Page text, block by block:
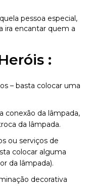
pessoa especial,
ira encantar quem a
:
– basta colocar uma
conexão da lâmpada,
da lâmpada.
ou serviços de
colocar alguma
da lâmpada).
decorativa